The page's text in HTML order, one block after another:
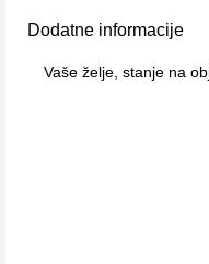
Dodatne informacije